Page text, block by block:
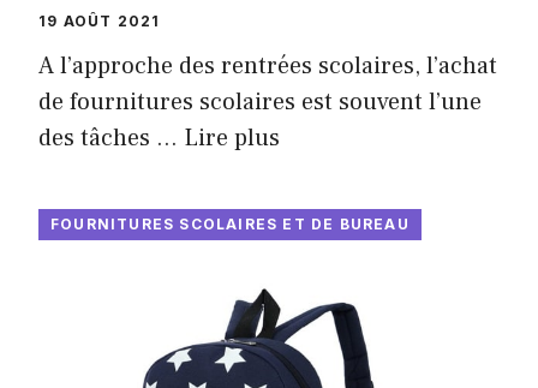
19 AOÛT 2021
A l’approche des rentrées scolaires, l’achat
de fournitures scolaires est souvent l’une
des tâches … Lire plus
FOURNITURES SCOLAIRES ET DE BUREAU